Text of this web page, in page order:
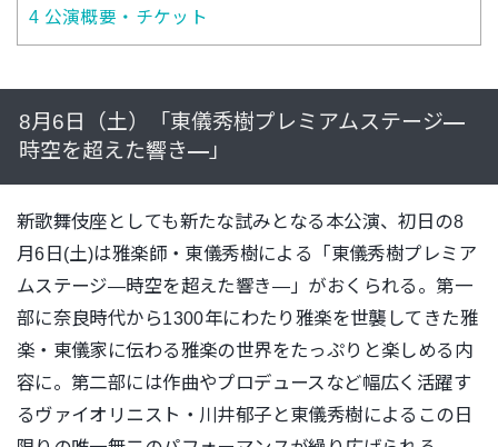
4 公演概要・チケット
8月6日（土）「東儀秀樹プレミアムステージ―
時空を超えた響き―」
新歌舞伎座としても新たな試みとなる本公演、初日の8
月6日(土)は雅楽師・東儀秀樹による「東儀秀樹プレミア
ムステージ―時空を超えた響き―」がおくられる。第一
部に奈良時代から1300年にわたり雅楽を世襲してきた雅
楽・東儀家に伝わる雅楽の世界をたっぷりと楽しめる内
容に。第二部には作曲やプロデュースなど幅広く活躍す
るヴァイオリニスト・川井郁子と東儀秀樹によるこの日